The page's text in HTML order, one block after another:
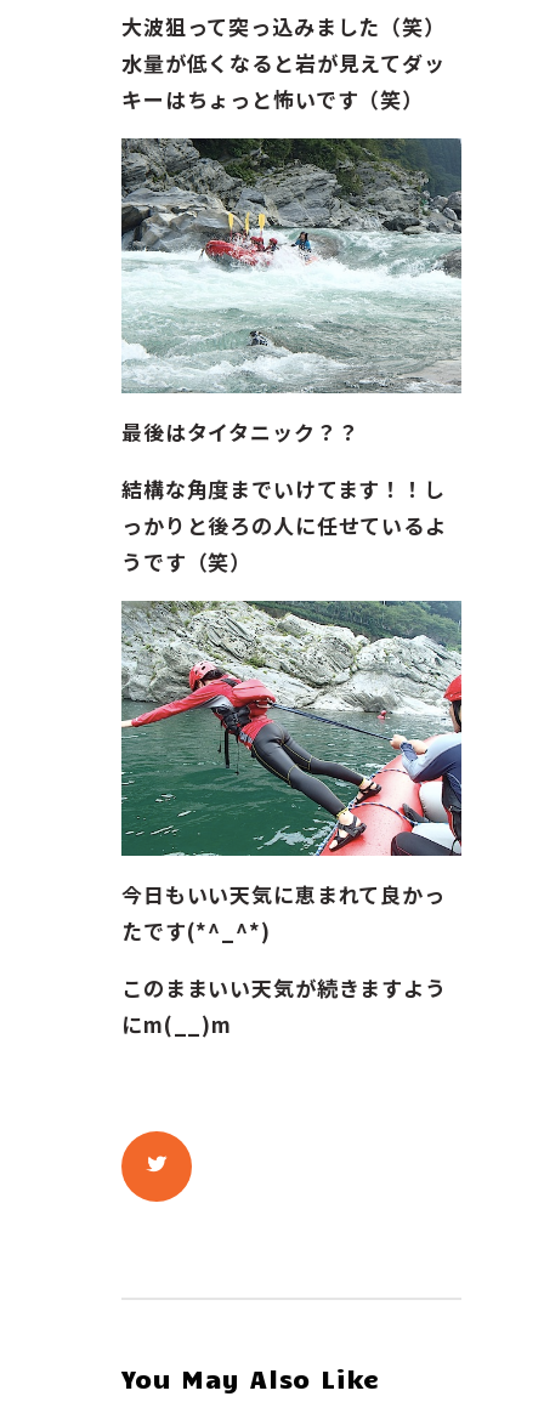
大波狙って突っ込みました（笑）
水量が低くなると岩が見えてダッ
キーはちょっと怖いです（笑）
最後はタイタニック？？
結構な角度までいけてます！！し
っかりと後ろの人に任せているよ
うです（笑）
今日もいい天気に恵まれて良かっ
たです(*^_^*)
このままいい天気が続きますよう
にm(__)m
You May Also Like